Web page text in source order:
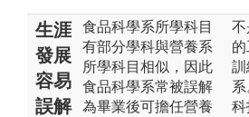
生涯
發展
容易
誤解
食品科學系所學科目
有部分學科與營養系
所學科目相似，因此
食品科學系常被誤解
為畢業後可擔任營養
不
訓
科